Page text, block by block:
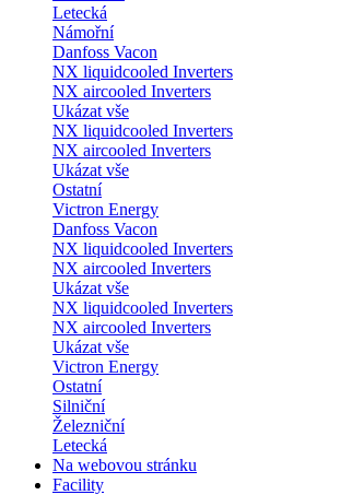
Letecká
Námořní
Danfoss Vacon
NX liquidcooled Inverters
NX aircooled Inverters
Ukázat vše
NX liquidcooled Inverters
NX aircooled Inverters
Ukázat vše
Ostatní
Victron Energy
Danfoss Vacon
NX liquidcooled Inverters
NX aircooled Inverters
Ukázat vše
NX liquidcooled Inverters
NX aircooled Inverters
Ukázat vše
Victron Energy
Ostatní
Silniční
Železniční
Letecká
Na webovou stránku
Facility